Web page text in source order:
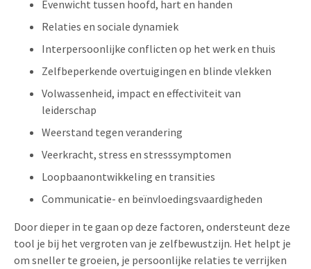
Evenwicht tussen hoofd, hart en handen
Relaties en sociale dynamiek
Interpersoonlijke conflicten op het werk en thuis
Zelfbeperkende overtuigingen en blinde vlekken
Volwassenheid, impact en effectiviteit van
leiderschap
Weerstand tegen verandering
Veerkracht, stress en stresssymptomen
Loopbaanontwikkeling en transities
Communicatie- en beïnvloedingsvaardigheden
Door dieper in te gaan op deze factoren, ondersteunt deze
tool je bij het vergroten van je zelfbewustzijn. Het helpt je
om sneller te groeien, je persoonlijke relaties te verrijken